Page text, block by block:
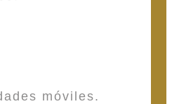
móviles.